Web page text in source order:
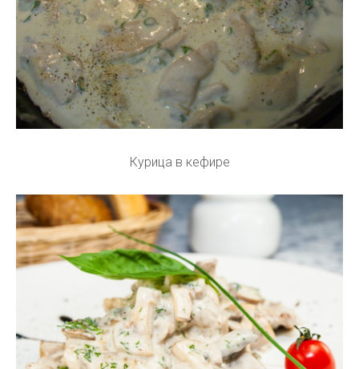
Курица в кефире